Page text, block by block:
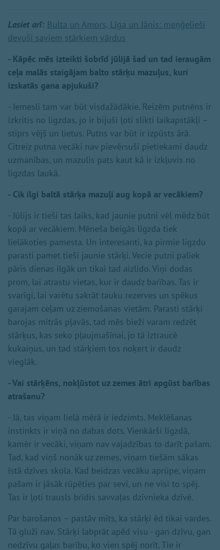
Lasiet arī: Bulta un Amors, Līga un Jānis: meņģelieši
devuši saviem stārķiem vārdus
- Kāpēc mēs izteikti šobrīd jūlijā šad un tad ieraugām
ceļa malās staigājam balto stārķu mazuļus, kuri
izskatās gana apjukuši?
- Iemesli tam var būt visdažādākie. Reizēm putnēns ir
izkritis no ligzdas, jo ir bijuši ļoti slikti laikapstākļi –
stiprs vējš un lietus. Putns var būt ir izpūsts ārā.
Citreiz putna vecāki nav pievērsuši pietiekami daudz
uzmanības, un mazulis pats kaut kā ir izkļuvis no
ligzdas laukā.
- Cik ilgi baltā stārķa mazuļi aug kopā ar vecākiem?
- Jūlijs ir tieši tas laiks, kad jaunie putni vēl mēdz būt
kopā ar vecākiem. Mēneša beigās ligzda tiek
lielākoties pamesta. Un interesanti, ka pirmie ligzdu
parasti pamet tieši jaunie stārķi. Vecie putni paliek
pāris dienas ilgāk un tikai tad aizlido. Viņi dodas
prom, lai atrastu vietas, kur ir daudz barības. Tas ir
svarīgi, lai varētu sakrāt tauku rezerves un spēkus
garajam ceļam uz ziemošanas vietām. Parasti stārķi
barojas mitrās pļavās, tad mēs bieži varam redzēt
stārķus, kas seko pļaujmašīnai, jo tā iztraucē
kukaiņus, un tad stārķiem tos noķert ir daudz
vieglāk.
- Vai stārķēns, nokļūstot uz zemes ātri apgūst barības
atrašanu?
- Jā, tas viņam lielā mērā ir iedzimts. Meklēšanas
instinkts ir viņā no dabas dots. Vienkārši ligzdā,
kamēr ir vecāki, viņam nav vajadzības to darīt pašam.
Tad, kad viņš nonāk uz zemes, viņam tiešām sākas
īstā dzīves skola. Kad beidzas vecāku aprūpe, viņam
pašam ir jāsāk rūpēties par sevi, un ne visi to spēj.
Tas ir ļoti trausls brīdis savvaļas dzīvnieka dzīvē.
Par barošanos – pastāv mīts, ka stārķi ēd tikai vardes.
Tā gluži nav. Stārķi labprāt apēd visu - gan dzīvu, gan
nedzīvu gaļas barību, ko vien spēj norīt. Tie ir